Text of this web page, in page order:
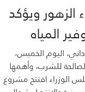
ويؤكد
المياه
اليوم الخميس،
للشرب، وأهمها
الوزراء افتتح مشروع